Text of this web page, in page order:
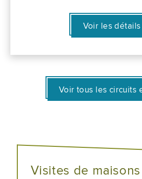
Voir les détails
Voir tous les circuits
Visites de